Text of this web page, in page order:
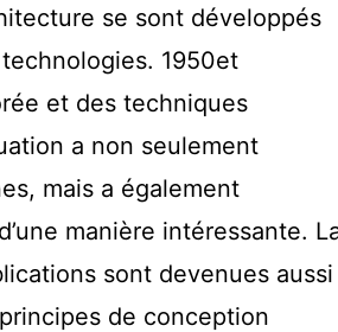
se sont développés
1950et
et des techniques
a non seulement
mais a également
manière intéressante.
sont devenues aussi
de conception